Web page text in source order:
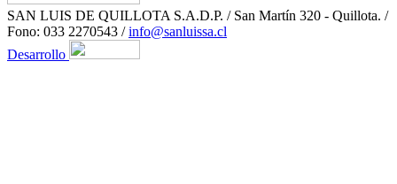
SAN LUIS DE QUILLOTA S.A.D.P. / San Martín 320 - Quillota. /
Fono: 033 2270543 /info@sanluissa.cl
Desarrollo